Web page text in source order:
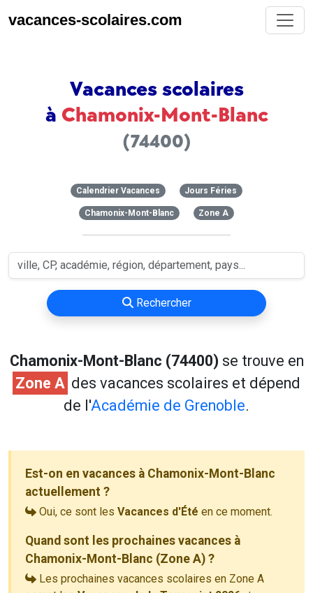
vacances-scolaires.com
Vacances scolaires
à Chamonix-Mont-Blanc
(74400)
Calendrier Vacances Jours Féries
Chamonix-Mont-Blanc Zone A
Rechercher
Chamonix-Mont-Blanc (74400) se trouve en
Zone A des vacances scolaires et dépend
de l'Académie de Grenoble.
Est-on en vacances à Chamonix-Mont-Blanc
actuellement ?
Oui, ce sont les Vacances d'Été en ce moment.
Quand sont les prochaines vacances à
Chamonix-Mont-Blanc (Zone A) ?
Les prochaines vacances scolaires en Zone A